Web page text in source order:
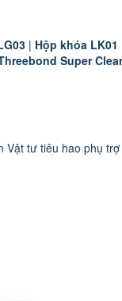
| Hộp khóa LK01
Super
Vật tư tiêu hao phụ trợ